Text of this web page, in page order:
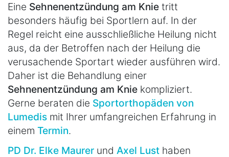
Eine Sehnenentzündung am Knie tritt
besonders häufig bei Sportlern auf. In der
Regel reicht eine ausschließliche Heilung nicht
aus, da der Betroffen nach der Heilung die
verusachende Sportart wieder ausführen wird.
Daher ist die Behandlung einer
Sehnenentzündung am Knie kompliziert.
Gerne beraten die Sportorthopäden von
Lumedis mit Ihrer umfangreichen Erfahrung in
einem Termin.
PD Dr. Elke Maurer und Axel Lust haben